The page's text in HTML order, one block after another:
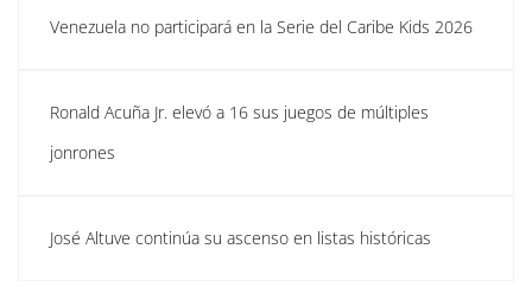
Venezuela no participará en la Serie del Caribe Kids 2026
Ronald Acuña Jr. elevó a 16 sus juegos de múltiples
jonrones
José Altuve continúa su ascenso en listas históricas